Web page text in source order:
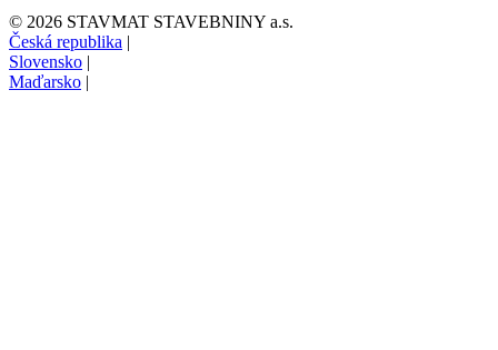
© 2026 STAVMAT STAVEBNINY a.s.
Česká republika |
Slovensko |
Maďarsko |